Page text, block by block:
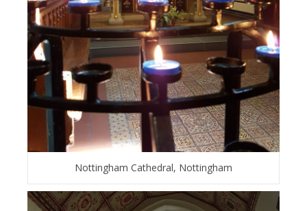
Nottingham Cathedral, Nottingham